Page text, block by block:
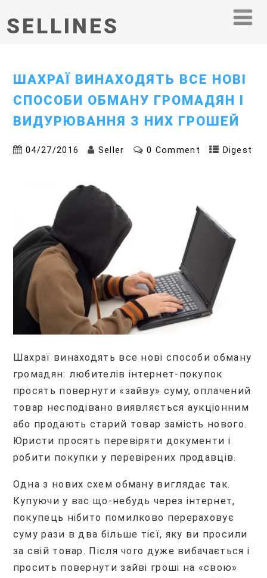
SELLINES
ШАХРАЇ ВИНАХОДЯТЬ ВСЕ НОВІ
СПОСОБИ ОБМАНУ ГРОМАДЯН І
ВИДУРЮВАННЯ З НИХ ГРОШЕЙ
04/27/2016 Seller 0 Comment Digest
Шахраї винаходять все нові способи обману
громадян: любителів інтернет-покупок
просять повернути «зайву» суму, оплачений
товар несподівано виявляється аукціонним
або продають старий товар замість нового.
Юристи просять перевіряти документи і
робити покупки у перевірених продавців.
Одна з нових схем обману виглядає так.
Купуючи у вас що-небудь через інтернет,
покупець нібито помилково перераховує
суму рази в два більше тієї, яку ви просили
за свій товар. Після чого дуже вибачається і
просить повернути зайві гроші на «свою»